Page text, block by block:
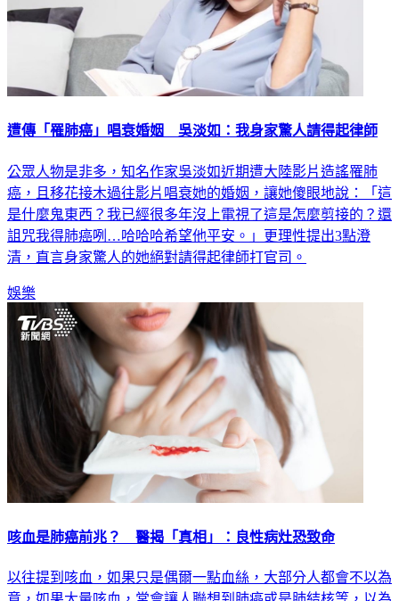
遭傳「罹肺癌」唱衰婚姻 吳淡如：我身家驚人請得起律師
公眾人物是非多，知名作家吳淡如近期遭大陸影片造謠罹肺
癌，且移花接木過往影片唱衰她的婚姻，讓她傻眼地說：「這
是什麼鬼東西？我已經很多年沒上電視了這是怎麼剪接的？還
詛咒我得肺癌咧…哈哈哈希望他平安。」更理性提出3點澄
清，直言身家驚人的她絕對請得起律師打官司。
娛樂
咳血是肺癌前兆？ 醫揭「真相」：良性病灶恐致命
以往提到咳血，如果只是偶爾一點血絲，大部分人都會不以為